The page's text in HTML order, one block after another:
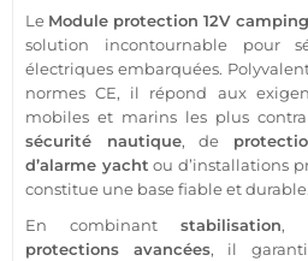
Le Module protection 12V
solution incontournable pour
électriques embarquées.
normes CE, il répond aux
mobiles et marins les plus
sécurité
nautique, de
d’alarme yacht ou d’installations
constitue une basefiableet durable.
En combinant stabilisation,
protections avancées, il